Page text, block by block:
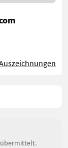
übermittelt.